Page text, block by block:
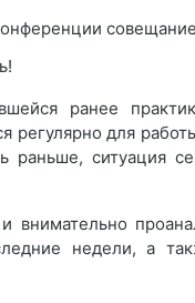
ранее
регулярно для
раньше, ситуация
недели, а